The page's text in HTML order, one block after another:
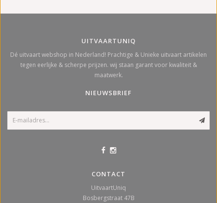
UITVAARTUNIQ
Dé uitvaart webshop in Nederland! Prachtige & Unieke uitvaart artikelen
tegen eerlijke & scherpe prijzen. wij staan garant voor kwaliteit &
maatwerk.
NIEUWSBRIEF
CONTACT
UitvaartUniq
Bosbergstraat 47B